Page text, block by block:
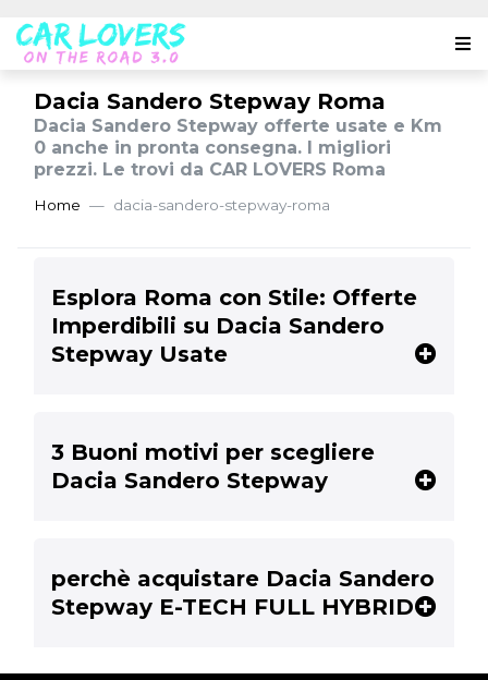
Dacia Sandero Stepway Roma
Dacia Sandero Stepway offerte usate e Km
0 anche in pronta consegna. I migliori
prezzi. Le trovi da CAR LOVERS Roma
Home dacia-sandero-stepway-roma
Esplora Roma con Stile: Offerte
Imperdibili su Dacia Sandero
Stepway Usate
3 Buoni motivi per scegliere
Dacia Sandero Stepway
perchè acquistare Dacia Sandero
Stepway E-TECH FULL HYBRID